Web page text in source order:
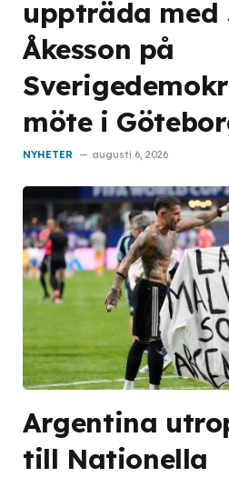
uppträda med
Åkesson på
möte i
NYHETER augusti 6, 2026
Argentina
till Nationella